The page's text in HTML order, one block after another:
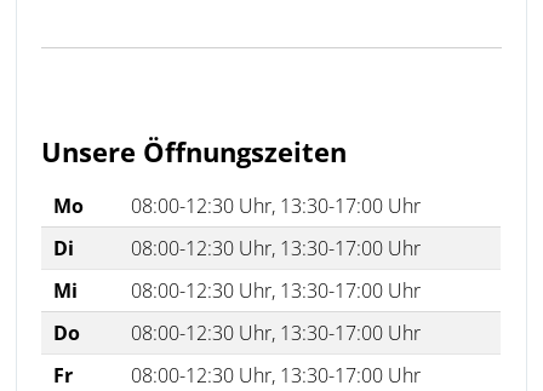
Unsere Öffnungszeiten
Mo 08:00-12:30 Uhr, 13:30-17:00 Uhr
Di
08:00-12:30 Uhr, 13:30-17:00 Uhr
Mi
08:00-12:30 Uhr, 13:30-17:00 Uhr
Do
08:00-12:30 Uhr, 13:30-17:00 Uhr
Fr
08:00-12:30 Uhr, 13:30-17:00 Uhr